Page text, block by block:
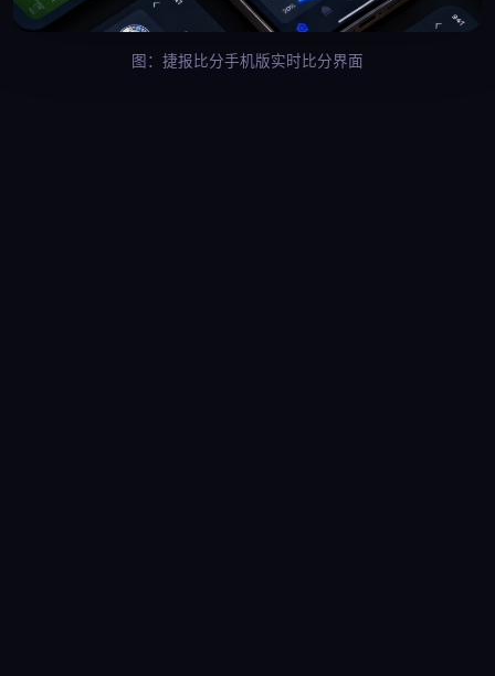
图：捷报比分手机版实时比分界面